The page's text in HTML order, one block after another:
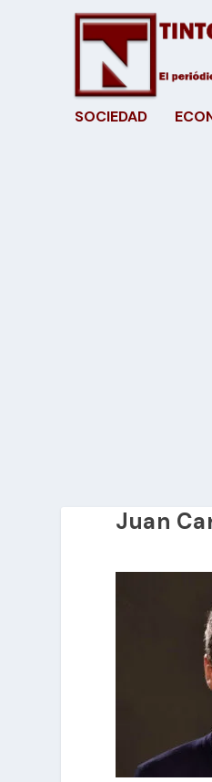
SOCIEDAD
Juan